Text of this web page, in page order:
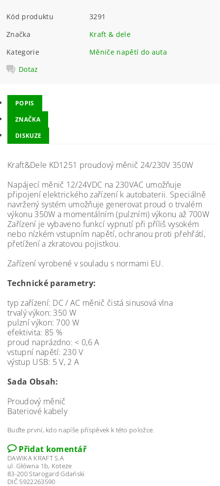
Kód produktu
3291
Značka
Kraft & dele
Kategorie
Měniče napětí do auta
Dotaz
POPIS
ZNAČKA
DISKUZE
Kraft&Dele KD1251 proudový měnič 24/230V 350W
Napájecí měnič 12/24VDC na 230VAC umožňuje
připojení elektrického zařízení k autobaterii. Speciálně
navržený systém umožňuje generovat proud o trvalém
výkonu 350W a momentálním (pulzním) výkonu až 700W
Zařízení je vybaveno funkcí vypnutí při příliš vysokém
nebo nízkém vstupním napětí, ochranou proti přehřátí,
přetížení a zkratovou pojistkou.
Zařízení vyrobené v souladu s normami EU.
Technické parametry:
typ zařízení: DC / AC měnič čistá sinusová vlna
trvalý výkon: 350 W
pulzní výkon: 700 W
efektivita: 85 %
proud naprázdno: < 0,6 A
vstupní napětí: 230 V
výstup USB: 5 V, 2 A
Sada Obsah:
Proudový měnič
Bateriové kabely
Buďte první, kdo napíše příspěvek k této položce.
Přidat komentář
DAWIKA KRAFT S.A
ul. Główna 1b, Koteże
83-200 Starogard Gdański
DIČ 5922263590